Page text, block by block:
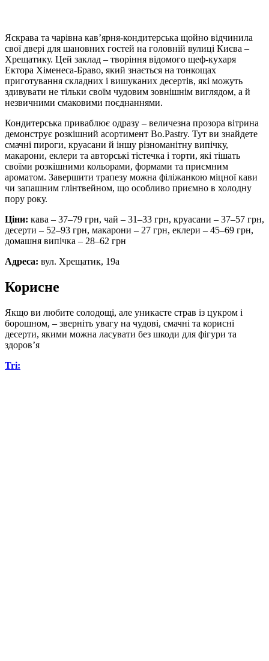
Яскрава та чарівна кав’ярня-кондитерська щойно відчинила
свої двері для шановних гостей на головній вулиці Києва –
Хрещатику. Цей заклад – творіння відомого щеф-кухаря
Ектора Хіменеса-Браво, який знається на тонкощах
приготування складних і вишуканих десертів, які можуть
здивувати не тільки своїм чудовим зовнішнім виглядом, а й
незвичними смаковими поєднаннями.
Кондитерська приваблює одразу – величезна прозора вітрина
демонструє розкішний асортимент Bo.Pastry. Тут ви знайдете
смачні пироги, круасани й іншу різноманітну випічку,
макарони, еклери та авторські тістечка і торти, які тішать
своїми розкішними кольорами, формами та приємним
ароматом. Завершити трапезу можна філіжанкою міцної кави
чи запашним глінтвейном, що особливо приємно в холодну
пору року.
Ціни: кава – 37–79 грн, чай – 31–33 грн, круасани – 37–57 грн,
десерти – 52–93 грн, макарони – 27 грн, еклери – 45–69 грн,
домашня випічка – 28–62 грн
Адреса: вул. Хрещатик, 19а
Корисне
Якщо ви любите солодощі, але уникаєте страв із цукром і
борошном, – зверніть увагу на чудові, смачні та корисні
десерти, якими можна ласувати без шкоди для фігури та
здоров’я
Tri: